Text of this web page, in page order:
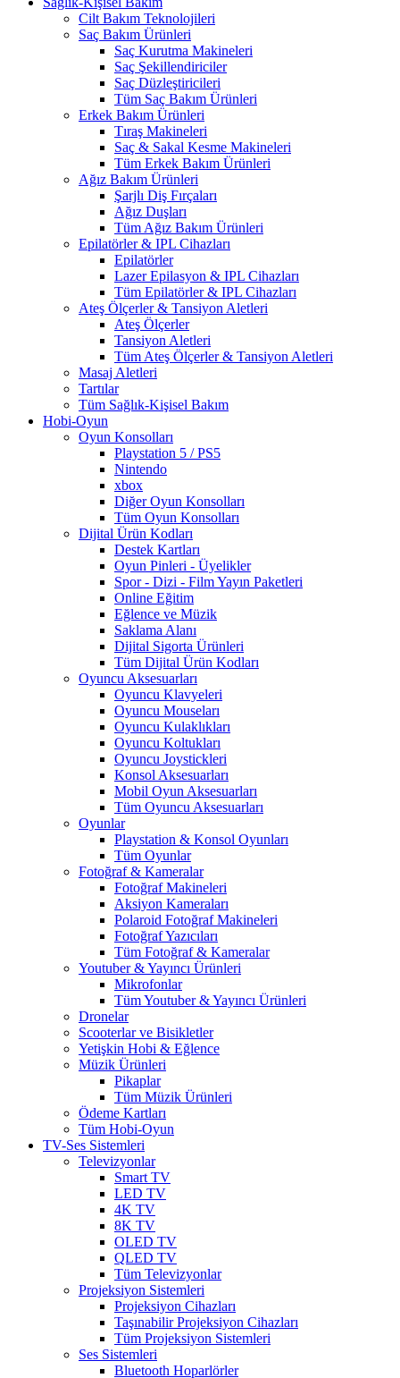
Cilt Bakım Teknolojileri
Saç Bakım Ürünleri
Saç Kurutma Makineleri
Saç Şekillendiriciler
Saç Düzleştiricileri
Tüm Saç Bakım Ürünleri
Erkek Bakım Ürünleri
Tıraş Makineleri
Saç & Sakal Kesme Makineleri
Tüm Erkek Bakım Ürünleri
Ağız Bakım Ürünleri
Şarjlı Diş Fırçaları
Ağız Duşları
Tüm Ağız Bakım Ürünleri
Epilatörler & IPL Cihazları
Epilatörler
Lazer Epilasyon & IPL Cihazları
Tüm Epilatörler & IPL Cihazları
Ateş Ölçerler & Tansiyon Aletleri
Ateş Ölçerler
Tansiyon Aletleri
Tüm Ateş Ölçerler & Tansiyon Aletleri
Masaj Aletleri
Tartılar
Tüm Sağlık-Kişisel Bakım
Hobi-Oyun
Oyun Konsolları
Playstation 5 / PS5
Nintendo
xbox
Diğer Oyun Konsolları
Tüm Oyun Konsolları
Dijital Ürün Kodları
Destek Kartları
Oyun Pinleri - Üyelikler
Spor - Dizi - Film Yayın Paketleri
Online Eğitim
Eğlence ve Müzik
Saklama Alanı
Dijital Sigorta Ürünleri
Tüm Dijital Ürün Kodları
Oyuncu Aksesuarları
Oyuncu Klavyeleri
Oyuncu Mouseları
Oyuncu Kulaklıkları
Oyuncu Koltukları
Oyuncu Joystickleri
Konsol Aksesuarları
Mobil Oyun Aksesuarları
Tüm Oyuncu Aksesuarları
Oyunlar
Playstation & Konsol Oyunları
Tüm Oyunlar
Fotoğraf & Kameralar
Fotoğraf Makineleri
Aksiyon Kameraları
Polaroid Fotoğraf Makineleri
Fotoğraf Yazıcıları
Tüm Fotoğraf & Kameralar
Youtuber & Yayıncı Ürünleri
Mikrofonlar
Tüm Youtuber & Yayıncı Ürünleri
Dronelar
Scooterlar ve Bisikletler
Yetişkin Hobi & Eğlence
Müzik Ürünleri
Pikaplar
Tüm Müzik Ürünleri
Ödeme Kartları
Tüm Hobi-Oyun
TV-Ses Sistemleri
Televizyonlar
Smart TV
LED TV
4K TV
8K TV
OLED TV
QLED TV
Tüm Televizyonlar
Projeksiyon Sistemleri
Projeksiyon Cihazları
Taşınabilir Projeksiyon Cihazları
Tüm Projeksiyon Sistemleri
Ses Sistemleri
Bluetooth Hoparlörler